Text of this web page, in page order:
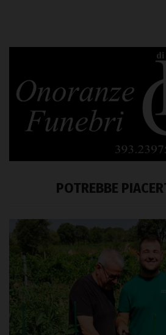
POTREBBE